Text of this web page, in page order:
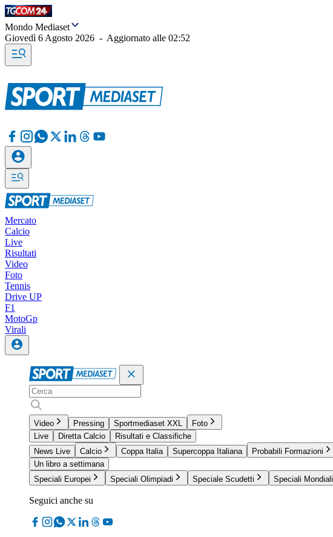
Mondo Mediaset
Giovedì 6 Agosto 2026 - Aggiornato alle 02:52
Mercato
Calcio
Live
Risultati
Video
Foto
Tennis
Drive UP
F1
MotoGp
Virali
Video Pressing Sportmediaset XXL
Foto
Live
Diretta Calcio
Risultati e Classifiche
News Live
Calcio Coppa Italia Supercoppa Italiana Probabili Formazioni
Un libro a settimana
Speciali Europei
Speciali Olimpiadi Speciale Scudetti Speciali Mondiali
Seguici anche su